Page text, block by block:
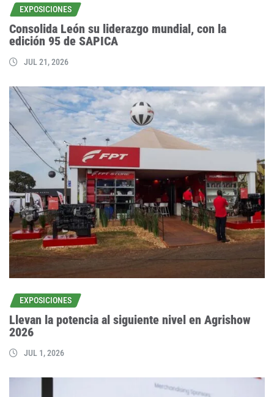
EXPOSICIONES
Consolida León su liderazgo mundial, con la
edición 95 de SAPICA
JUL 21, 2026
EXPOSICIONES
Llevan la potencia al siguiente nivel en Agrishow
2026
JUL 1, 2026